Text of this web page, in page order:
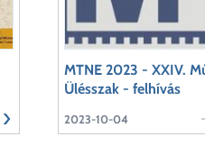
MTNE 2023 - XXIV.
Ülésszak - felhívás
2023-10-04